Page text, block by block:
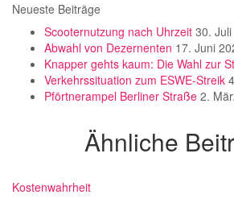
Neueste Beiträge
Scooternutzung nach Uhrzeit 30.
Abwahl von Dezernenten 17. Juni
Knapper gehts kaum: Die Wahl zur
Verkehrssituation zum ESWE-Streik
Pförtnerampel Berliner Straße 2.
Ähnliche
Kostenwahrheit